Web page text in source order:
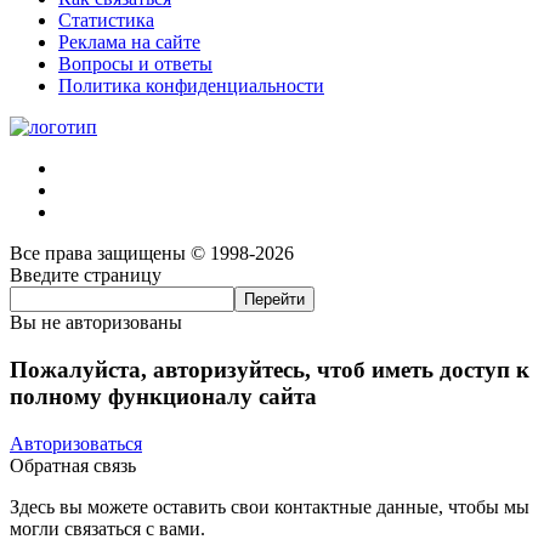
Статистика
Реклама на сайте
Вопросы и ответы
Политика конфиденциальности
Все права защищены © 1998-2026
Введите страницу
Вы не авторизованы
Пожалуйста, авторизуйтесь, чтоб иметь доступ к
полному функционалу сайта
Авторизоваться
Обратная связь
Здесь вы можете оставить свои контактные данные, чтобы мы
могли связаться с вами.